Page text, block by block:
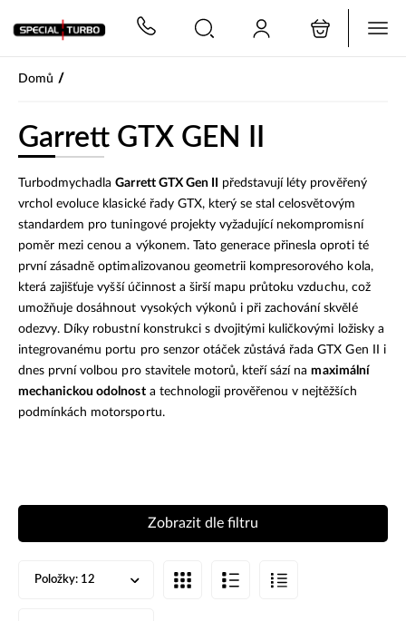
Domů /
Garrett GTX GEN II
TurbodmychadlaGarrett GTX Gen II
představují léty prověřený
vrchol evoluce klasické řady GTX, který se stal celosvětovým
standardem pro tuningové projekty vyžadující nekompromisní
poměr mezi cenou a výkonem. Tato generace přinesla oproti té
první zásadně optimalizovanou geometrii kompresorového kola,
která zajišťuje vyšší účinnost a širší mapu průtoku vzduchu, což
umožňuje dosáhnout vysokých výkonů i při zachování skvělé
odezvy. Díky robustní konstrukci s dvojitými kuličkovými ložisky a
integrovanému portu pro senzor otáček zůstává řada GTX Gen II i
dnes první volbou pro stavitele motorů, kteří sází namaximální
mechanickou odolnosta technologii prověřenou v nejtěžších
podmínkách motorsportu.
Zobrazit dle filtru
Položky: 12